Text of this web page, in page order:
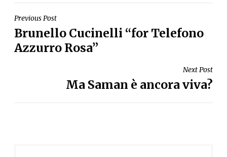
NAVIGAZIONE
ARTICOLI
Previous Post
Brunello Cucinelli “for Telefono
Azzurro Rosa”
Next Post
Ma Saman è ancora viva?